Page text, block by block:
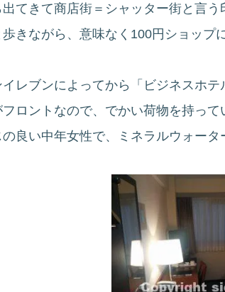
出てきて商店街＝シャッター街と言
きながら、意味なく100円ショップ
レブンによってから「ビジネスホ
ロントなので、でかい荷物を持って
良い中年女性で、ミネラルウォータ